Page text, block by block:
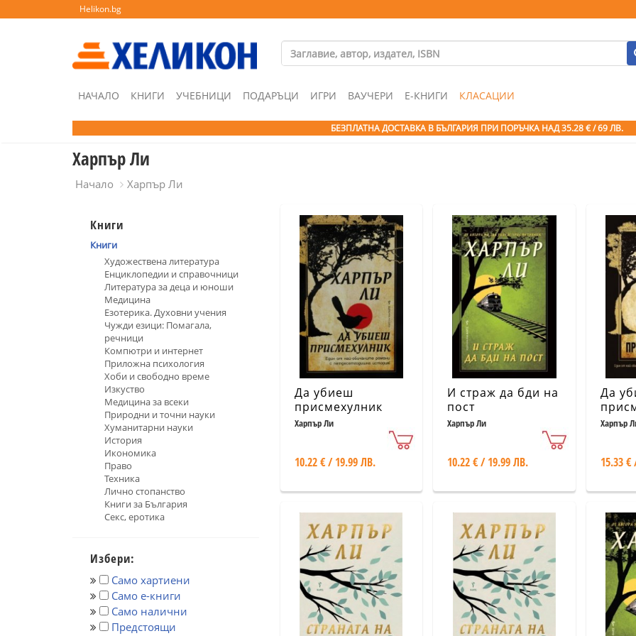
Helikon.bg
НАЧАЛО КНИГИ УЧЕБНИЦИ ПОДАРЪЦИ ИГРИ ВАУЧЕРИ Е-КНИГИ КЛАСАЦИИ
БЕЗПЛАТНА ДОСТАВКА В БЪЛГАРИЯ ПРИ ПОРЪЧКА НАД 35.28 € / 69 ЛВ.
Харпър Ли
Начало Харпър Ли
Книги
Книги
Художествена литература
Енциклопедии и справочници
Литература за деца и юноши
Медицина
Езотерика. Духовни учения
Чужди езици: Помагала,
речници
Компютри и интернет
Приложна психология
Хоби и свободно време
Изкуство
Медицина за всеки
Природни и точни науки
Хуманитарни науки
История
Икономика
Право
Техника
Лично стопанство
Книги за България
Секс, еротика
Избери:
Само хартиени
Само е-книги
Само налични
Предстоящи
Да убиеш
присмехулник
Харпър Ли
10.22 € / 19.99 ЛВ.
И страж да бди на
пост
Харпър Ли
10.22 € / 19.99 ЛВ.
Да
Харпър
15.33